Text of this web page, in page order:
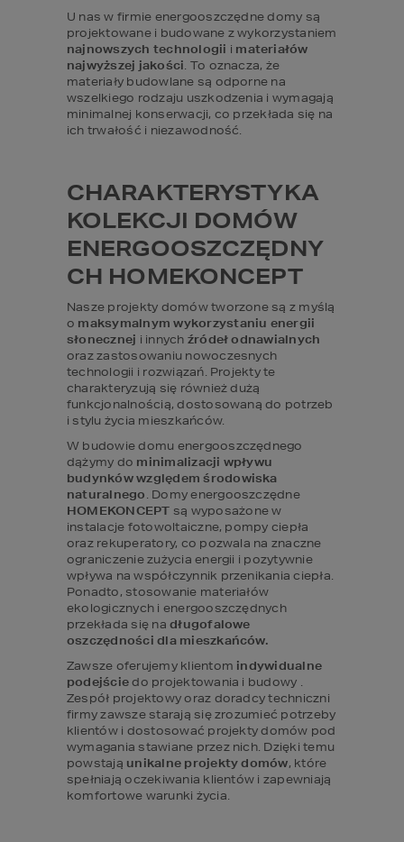
U nas w firmie energooszczędne domy są
najnowszych technologii i materiałów
najwyższej jakości. To oznacza, że
materiały budowlane są odporne na
wszelkiego rodzaju uszkodzenia i wymagają
minimalnej konserwacji, co przekłada się na
ich trwałość i niezawodność.
CHARAKTERYSTYKA
KOLEKCJI DOMÓW
ENERGOOSZCZĘDNY
CH HOMEKONCEPT
Nasze projekty domów tworzone są z myślą
o maksymalnym wykorzystaniu energii
słonecznej i innych źródeł odnawialnych
oraz zastosowaniu nowoczesnych
technologii i rozwiązań. Projekty te
charakteryzują się również dużą
funkcjonalnością, dostosowaną do potrzeb
i stylu życia mieszkańców.
W budowie domu energooszczędnego
dążymy do minimalizacji wpływu
budynkówwzględem środowiska
naturalnego
. Domy energooszczędne
HOMEKONCEPT są wyposażone w
instalacje fotowoltaiczne, pompy ciepła
oraz rekuperatory, co pozwala na znaczne
ograniczenie zużycia energii i pozytywnie
wpływa na współczynnik przenikania ciepła.
Ponadto, stosowanie materiałów
ekologicznych i energooszczędnych
przekłada się na długofalowe
oszczędności dla mieszkańców.
Zawsze oferujemy klientom indywidualne
podejście do projektowania i budowy .
Zespół projektowy oraz doradcy techniczni
firmy zawsze starają się zrozumieć potrzeby
klientów i dostosować projekty domów pod
wymagania stawiane przez nich. Dzięki temu
powstają unikalne projekty domów, które
spełniają oczekiwania klientów i zapewniają
komfortowe warunki życia.